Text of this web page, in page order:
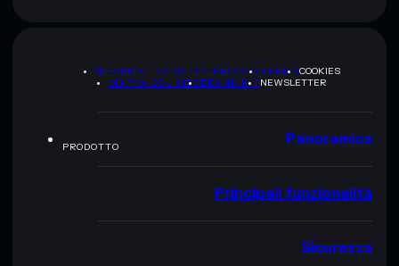
INFORMATIVA SULLA PRIVACYTERMSCOOKIES
MAPPA DEL SITOBRAND KITNEWSLETTER
PRODOTTO Panoramica
Principali funzionalità
Sicurezza